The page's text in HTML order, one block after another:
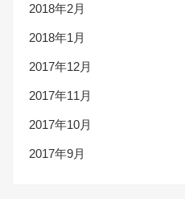
2018年2月
2018年1月
2017年12月
2017年11月
2017年10月
2017年9月